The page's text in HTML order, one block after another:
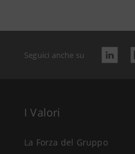
Seguici anche su
I Valori
La Forza del Gruppo